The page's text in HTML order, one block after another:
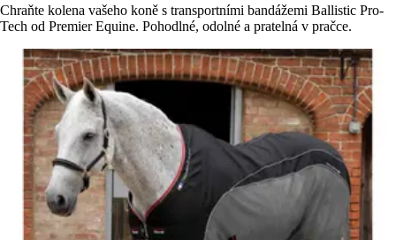
Chraňte kolena vašeho koně s transportními bandážemi Ballistic Pro-
Tech od Premier Equine. Pohodlné, odolné a pratelná v pračce.